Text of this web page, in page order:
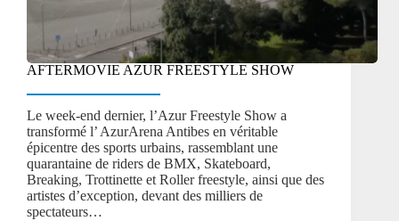
AFTERMOVIE AZUR FREESTYLE SHOW
Le week-end dernier, l’Azur Freestyle Show a
transformé l’ AzurArena Antibes en véritable
épicentre des sports urbains, rassemblant une
quarantaine de riders de BMX, Skateboard,
Breaking, Trottinette et Roller freestyle, ainsi que des
artistes d’exception, devant des milliers de
spectateurs…